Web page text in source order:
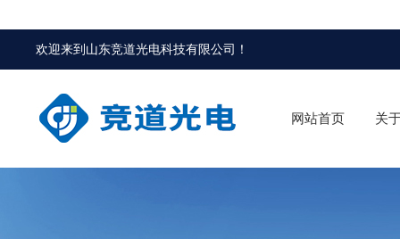
欢迎来到 山东竞道光电科技有限公司 ！
网站首页 关